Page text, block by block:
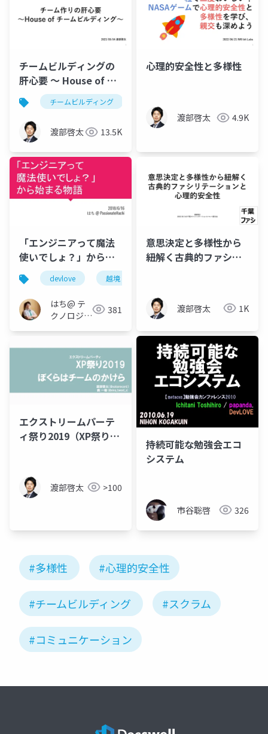
チームビルディングの
肝心要 〜 House of チ
ームビルディング 〜
チームビルディング
渡部啓太 13.5K
心理的安全性と多様性
渡部啓太 4.9K
「エンジニアって魔法
使いでしょ？」から始
まる物語devlove 越境
はち@ テ
クノロジー
381
意思決定と多様性から
紐解く古典的ファシリ
渡部啓太 1K
エクストリームパーテ
ィ祭り2019（XP祭り
渡部啓太 >100
持続可能な勉強会エコ
システム
市谷聡啓 326
#多様性 #心理的安全性
#チームビルディング #スクラム
#コミュニケーション